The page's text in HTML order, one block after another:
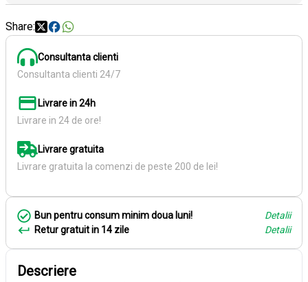
Share:
Consultanta clienti
Consultanta clienti 24/7
Livrare in 24h
Livrare in 24 de ore!
Livrare gratuita
Livrare gratuita la comenzi de peste 200 de lei!
Bun pentru consum minim doua luni!
Detalii
Retur gratuit in 14 zile
Detalii
Descriere